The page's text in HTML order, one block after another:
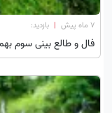
۷ ماه پیش | بازدید:
فال و طالع بینی سوم بهمن